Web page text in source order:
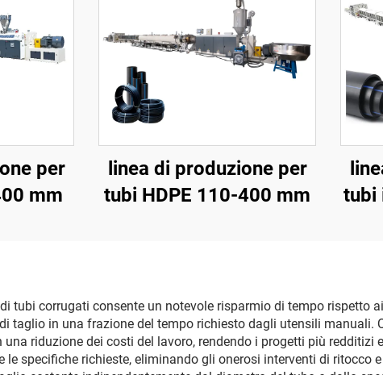
per
mm
linea di produzione per
tubi HDPE 110-400 mm
tubi
tubi corrugati consente un notevole risparmio di tempo rispetto
taglio in una frazione del tempo richiesto dagli utensili manuali.
riduzione dei costi del lavoro, rendendo i progetti più
le specifiche richieste, eliminando gli onerosi interventi di